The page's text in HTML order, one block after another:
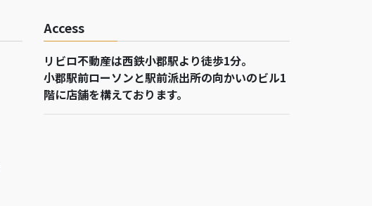
Access
リビロ不動産は西鉄小郡駅より徒歩1分。
小郡駅前ローソンと駅前派出所の向かいのビル1
階に店舗を構えております。